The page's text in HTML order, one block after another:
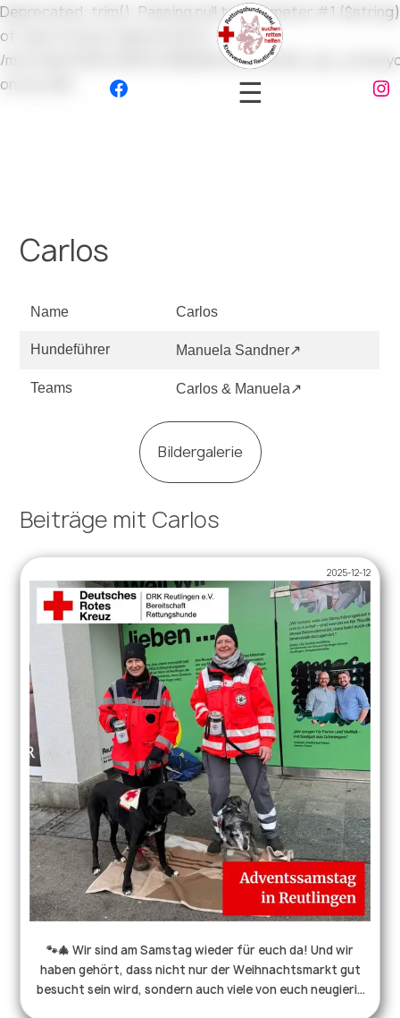
Deprecated: trim(): Passing null to parameter #1 ($string)
of type string is deprecated in
/mnt/web705/b1/29/51433629/htdocs/2025_db_site/
on line 265
☰
Carlos
Name Carlos
Hundeführer Manuela Sandner↗
Teams Carlos & Manuela↗
Bildergalerie
Beiträge mit Carlos
2025-12-12
🐾🎄 Wir sind am Samstag wieder für euch da! Und wir
haben gehört, dass nicht nur der Weihnachtsmarkt gut
besucht sein wird, sondern auch viele von euch neugierig